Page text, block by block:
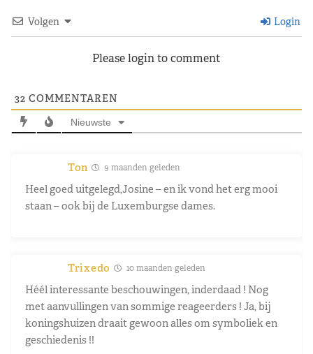
Volgen Login
Please login to comment
32 COMMENTAREN
Nieuwste
Ton 9 maanden geleden
Heel goed uitgelegd,Josine – en ik vond het erg mooi
staan – ook bij de Luxemburgse dames.
Trixedo 10 maanden geleden
Héél interessante beschouwingen, inderdaad ! Nog
met aanvullingen van sommige reageerders ! Ja, bij
koningshuizen draait gewoon alles om symboliek en
geschiedenis !!